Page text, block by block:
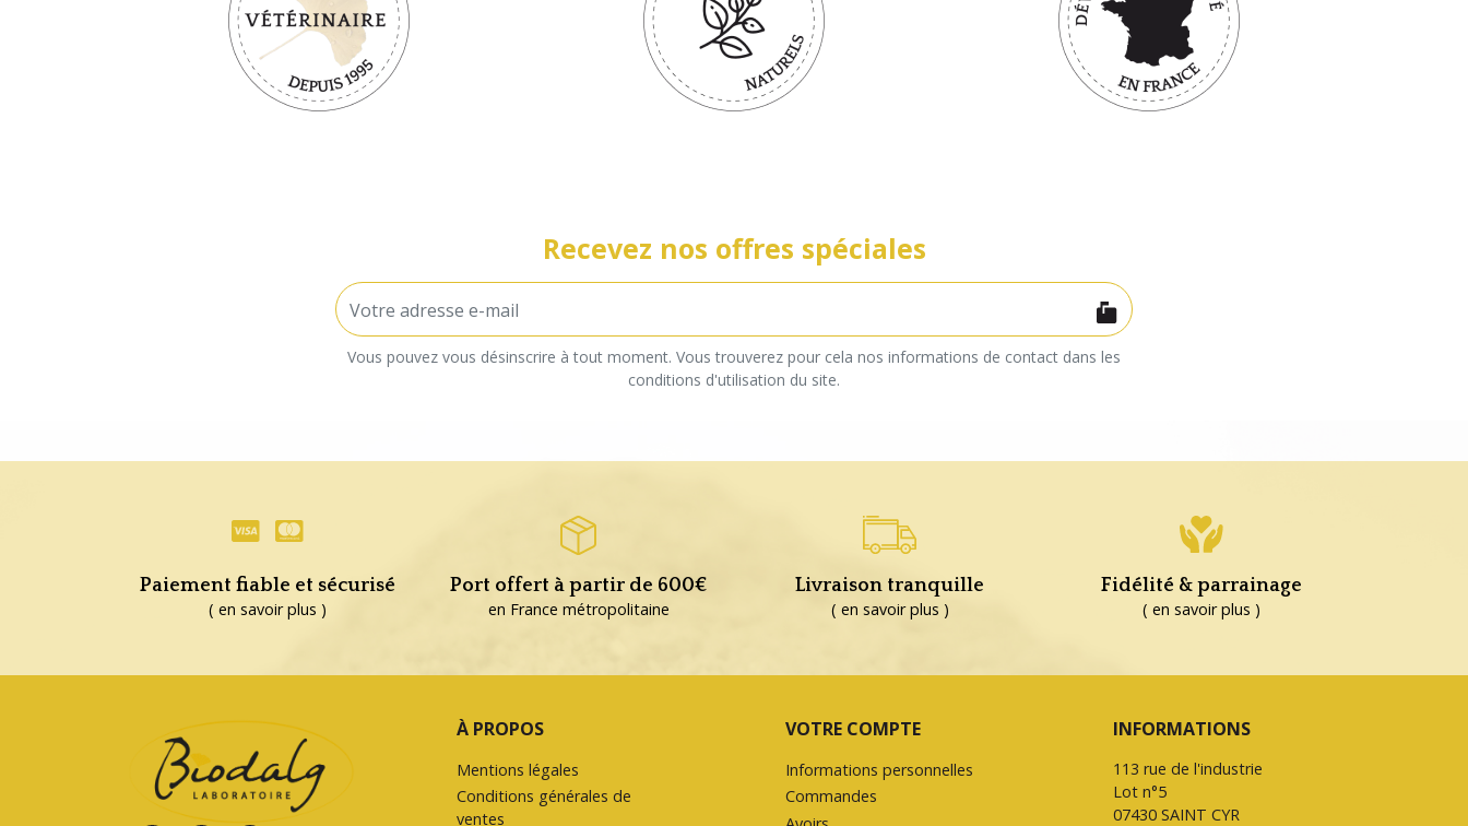
Recevez nos offres spéciales
Vous pouvez vous désinscrire à tout moment. Vous trouverez pour cela nos informations de contact dans les
conditions d'utilisation du site.
Paiement fiable et sécurisé
( en savoir plus )
Port offert à partir de 600€
en France métropolitaine
Livraison tranquille
( en savoir plus )
Fidélité & parrainage
( en savoir plus )
À PROPOS
Mentions légales
Conditions générales de
ventes
VOTRE COMPTE
Informations personnelles
Commandes
INFORMATIONS
113 rue de l'industrie
Lot n°5
07430 SAINT CYR